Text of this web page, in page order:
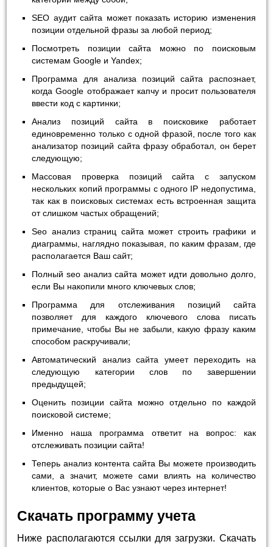
SEO аудит сайта может показать историю изменения
позиции отдельной фразы за любой период;
Посмотреть позиции сайта можно по поисковым
системам Google и Yandex;
Программа для анализа позиций сайта распознает,
когда Google отображает капчу и просит пользователя
ввести код с картинки;
Анализ позиций сайта в поисковике работает
единовременно только с одной фразой, после того как
анализатор позиций сайта фразу обработал, он берет
следующую;
Массовая проверка позиций сайта с запуском
нескольких копий программы с одного IP недопустима,
так как в поисковых системах есть встроенная защита
от слишком частых обращений;
Seo анализ страниц сайта может строить графики и
диаграммы, наглядно показывая, по каким фразам, где
располагается Ваш сайт;
Полный seo анализ сайта может идти довольно долго,
если Вы накопили много ключевых слов;
Программа для отслеживания позиций сайта
позволяет для каждого ключевого слова писать
примечание, чтобы Вы не забыли, какую фразу каким
способом раскручивали;
Автоматический анализ сайта умеет переходить на
следующую категории слов по завершении
предыдущей;
Оценить позиции сайта можно отдельно по каждой
поисковой системе;
Именно наша программа ответит на вопрос: как
отслеживать позиции сайта!
Теперь анализ контента сайта Вы можете производить
сами, а значит, можете сами влиять на количество
клиентов, которые о Вас узнают через интернет!
Скачать программу учета
Ниже располагаются ссылки для загрузки. Скачать